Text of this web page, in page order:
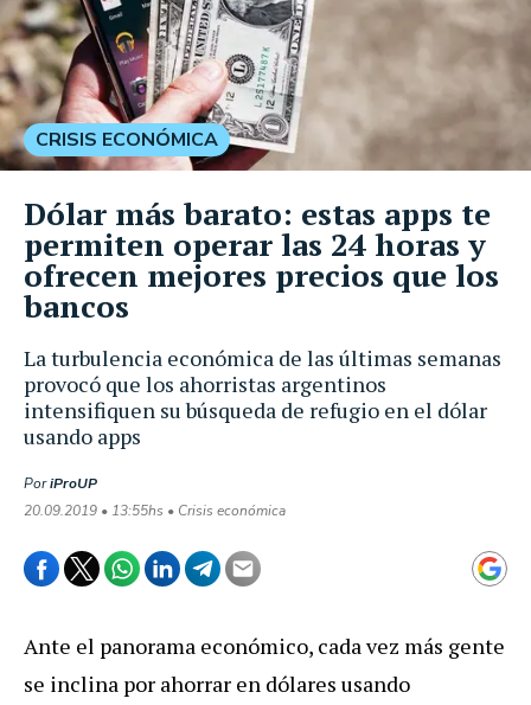
La turbulencia económica de las últimas semanas
provocó que los ahorristas argentinos
intensifiquen su búsqueda de refugio en el dólar
usando apps
PoriProUP
20.09.2019 • 13:55hs • Crisis económica
CRISIS ECONÓMICA
Dólar más barato: estas apps te
permiten operar las 24 horas y
ofrecen mejores precios que los
bancos
Ante el panorama económico, cada vez más gente
se inclina por ahorrar en dólares usando